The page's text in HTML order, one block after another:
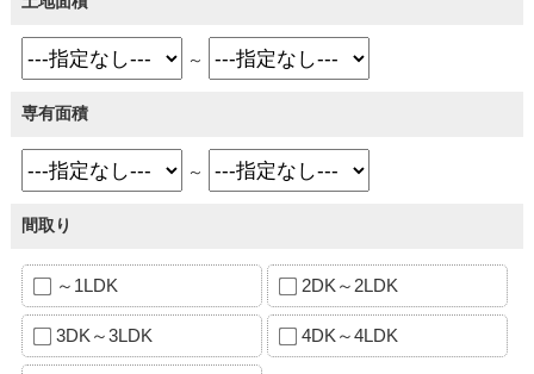
～
専有面積
～
間取り
～1LDK 2DK～2LDK
3DK～3LDK 4DK～4LDK